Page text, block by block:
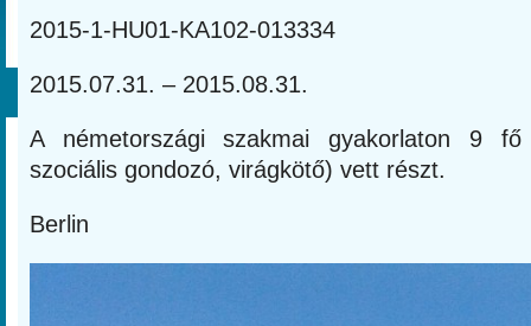
2015-1-HU01-KA102-013334
2015.07.31. – 2015.08.31.
A németországi szakmai gyakorlaton 9 fő
szociális gondozó, virágkötő) vett részt.
Berlin